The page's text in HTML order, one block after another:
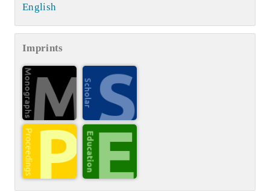
English
Imprints